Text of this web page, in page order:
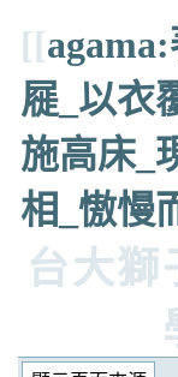
[[
屣_以衣
施高床_
相_慠慢
台大獅